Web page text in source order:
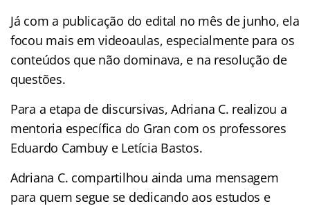
Já com a publicação do edital no mês de junho, ela
focou mais em videoaulas, especialmente para os
conteúdos que não dominava, e na resolução de
questões.
Para a etapa de discursivas, Adriana C. realizou a
mentoria específica do Gran com os professores
Eduardo Cambuy e Letícia Bastos.
Adriana C. compartilhou ainda uma mensagem
para quem segue se dedicando aos estudos e